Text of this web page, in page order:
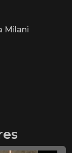
Milani